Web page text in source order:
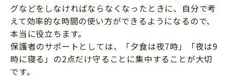
グなどをしなければならなくなったときに、自分で考
えて効率的な時間の使い方ができるようになるので、
本当に役立ちます。
保護者のサポートとしては、「夕食は夜7時」「夜は9
時に寝る」の2点だけ守ることに集中することが大切
です。